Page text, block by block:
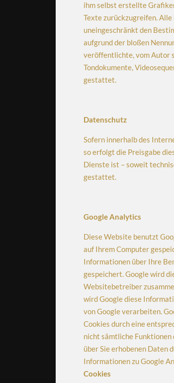
ihm selbst erstellte
Texte zurückzugreifen.
uneingeschränkt den
aufgrund der bloßen
veröffentlichte, vom Autor
Tondokumente,
gestattet.
Datenschutz
Sofern innerhalb des
so erfolgt die Preisgabe
Dienste ist – soweit
gestattet.
Google Analytics
Diese Website benutzt
auf Ihrem Computer
Informationen über Ihre
gespeichert. Google wird
Websitebetreiber
wird Google diese
von Google verarbeiten.
Cookies durch eine
nicht sämtliche
über Sie erhobenen Daten
Informationen zu Google
Cookies